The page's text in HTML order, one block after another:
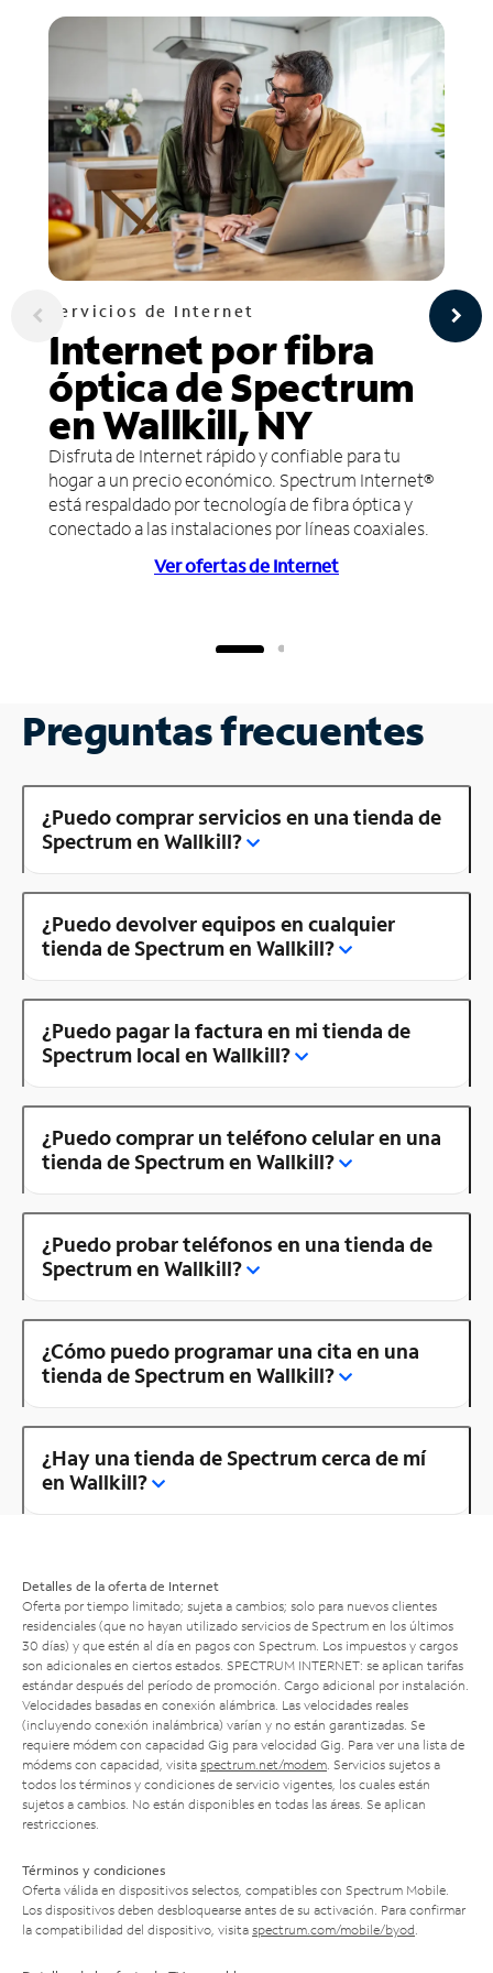
Servicios de Internet
Internet por fibra
óptica de Spectrum
en Wallkill, NY
Disfruta de Internet rápido y confiable para tu
hogar a un precio económico. Spectrum Internet®
está respaldado por tecnología de fibra óptica y
conectado a las instalaciones por líneas coaxiales.
Ver ofertas de Internet
Preguntas frecuentes
¿Puedo comprar servicios en una tienda de
Spectrum en Wallkill?
¿Puedo devolver equipos en cualquier
tienda de Spectrum en Wallkill?
¿Puedo pagar la factura en mi tienda de
Spectrum local en Wallkill?
¿Puedo comprar un teléfono celular en una
tienda de Spectrum en Wallkill?
¿Puedo probar teléfonos en una tienda de
Spectrum en Wallkill?
¿Cómo puedo programar una cita en una
tienda de Spectrum en Wallkill?
¿Hay una tienda de Spectrum cerca de mí
en Wallkill?
Detalles de la oferta de Internet
Oferta por tiempo limitado; sujeta a cambios; solo para nuevos clientes
residenciales (que no hayan utilizado servicios de Spectrum en los últimos
30 días) y que estén al día en pagos con Spectrum. Los impuestos y cargos
son adicionales en ciertos estados. SPECTRUM INTERNET: se aplican tarifas
estándar después del período de promoción. Cargo adicional por instalación.
Velocidades basadas en conexión alámbrica. Las velocidades reales
(incluyendo conexión inalámbrica) varían y no están garantizadas. Se
requiere módem con capacidad Gig para velocidad Gig. Para ver una lista de
módems con capacidad, visita spectrum.net/modem . Servicios sujetos a
todos los términos y condiciones de servicio vigentes, los cuales están
sujetos a cambios. No están disponibles en todas las áreas. Se aplican
restricciones.
Términos y condiciones
Oferta válida en dispositivos selectos, compatibles con Spectrum Mobile.
Los dispositivos deben desbloquearse antes de su activación. Para confirmar
la compatibilidad del dispositivo, visita spectrum.com/mobile/byod